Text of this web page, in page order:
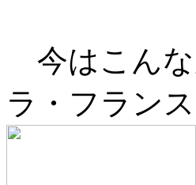
今はこんな
ラ・フラン